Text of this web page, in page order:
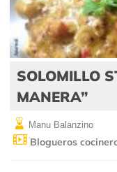
SOLOMILLO
MANERA”
Manu Balanzino
Blogueros